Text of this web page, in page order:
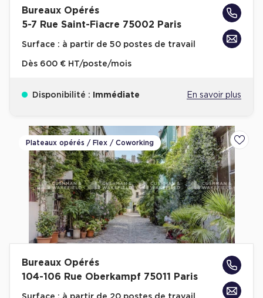
Bureaux Opérés
5-7 Rue Saint-Fiacre 75002 Paris
Surface : à partir de 50 postes de travail
Dès 600 € HT/poste/mois
Disponibilité : Immédiate En savoir plus
Plateaux opérés / Flex / Coworking
Bureaux Opérés
104-106 Rue Oberkampf 75011 Paris